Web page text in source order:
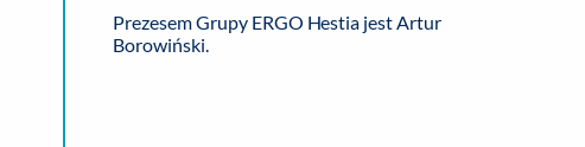
Prezesem Grupy ERGO Hestia jest Artur
Borowiński.